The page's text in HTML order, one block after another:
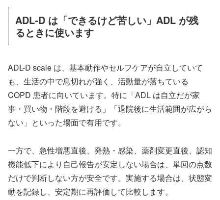
ADL-D は「できるけど苦しい」ADL が残
るときに使います
ADL-D scale は、基本動作やセルフケアが自立していて
も、生活の中で息切れが強く、活動量が落ちている
COPD 患者に向いています。特に「ADL は自立だが家
事・買い物・階段を避ける」「退院後に生活範囲が広がら
ない」といった場面で有用です。
一方で、急性増悪直後、発熱・感染、薬剤変更直後、認知
機能低下により自己報告が安定しない場合は、単回の点数
だけで判断しない方が安全です。実施する場合は、状態変
動を記録し、安定期に再評価して比較します。